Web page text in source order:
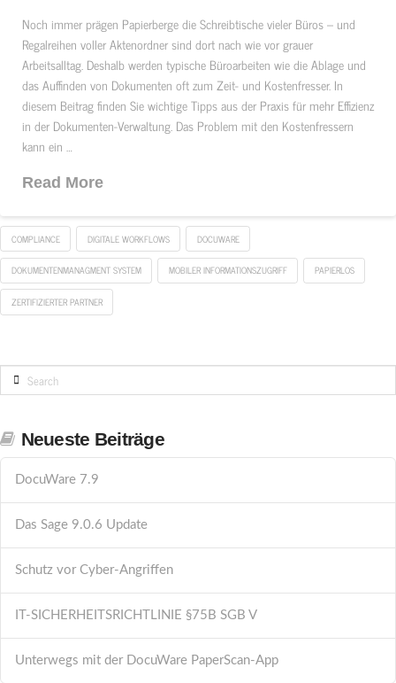
Noch immer prägen Papierberge die Schreibtische vieler Büros – und
Regalreihen voller Aktenordner sind dort nach wie vor grauer
Arbeitsalltag. Deshalb werden typische Büroarbeiten wie die Ablage und
das Auffinden von Dokumenten oft zum Zeit- und Kostenfresser. In
diesem Beitrag finden Sie wichtige Tipps aus der Praxis für mehr Effizienz
in der Dokumenten-Verwaltung. Das Problem mit den Kostenfressern
kann ein …
Read More
COMPLIANCE DIGITALE WORKFLOWS DOCUWARE
DOKUMENTENMANAGMENT SYSTEM MOBILER INFORMATIONSZUGRIFF PAPIERLOS
ZERTIFIZIERTER PARTNER
Search
Neueste Beiträge
DocuWare 7.9
Das Sage 9.0.6 Update
Schutz vor Cyber-Angriffen
IT-SICHERHEITSRICHTLINIE §75B SGB V
Unterwegs mit der DocuWare PaperScan-App